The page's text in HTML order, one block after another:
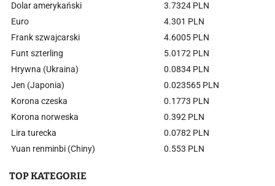
Dolar amerykański
3.7324 PLN
Euro
4.301 PLN
Frank szwajcarski
4.6005 PLN
Funt szterling
5.0172 PLN
Hrywna (Ukraina)
0.0834 PLN
Jen (Japonia)
0.023565 PLN
Korona czeska
0.1773 PLN
Korona norweska
0.392 PLN
Lira turecka
0.0782 PLN
Yuan renminbi (Chiny)
0.553 PLN
TOP KATEGORIE